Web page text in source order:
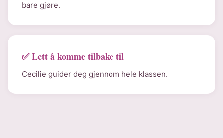
bare gjøre.
✅ Lett å komme tilbake til
Cecilie guider deg gjennom hele klassen.